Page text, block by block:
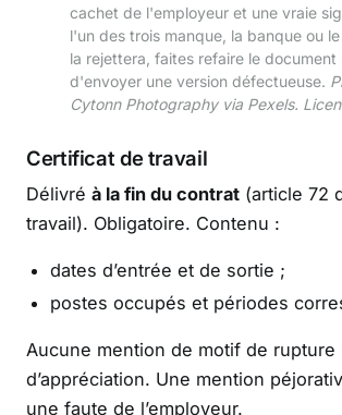
cachet de l'employeur et une vraie
l'un des trois manque, la banque ou
la rejettera, faites refaire le
d'envoyer une version défectueuse.
Cytonn Photography via Pexels.
Certificat de travail
Délivré à la fin du contrat (article 72
travail). Obligatoire. Contenu :
dates d’entrée et de sortie ;
postes occupés et périodes
Aucune mention de motif de rupture
d’appréciation. Une mention
une faute de l’employeur.